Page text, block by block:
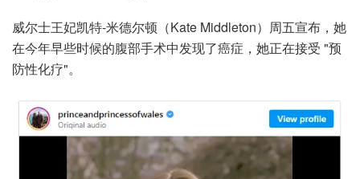
威尔士王妃凯特-米德尔顿（Kate Middleton）周五宣布，她
在今年早些时候的腹部手术中发现了癌症，她正在接受 "预
防性化疗"。